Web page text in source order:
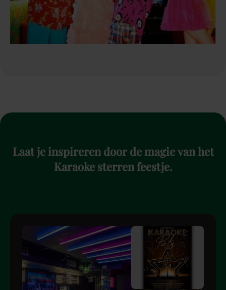
Laatjeinspireren door demagievanhet
Karaoke sterrenfeestje.